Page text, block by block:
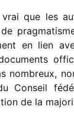
vrai que les
en lien
nombreux,
Conseil
de la